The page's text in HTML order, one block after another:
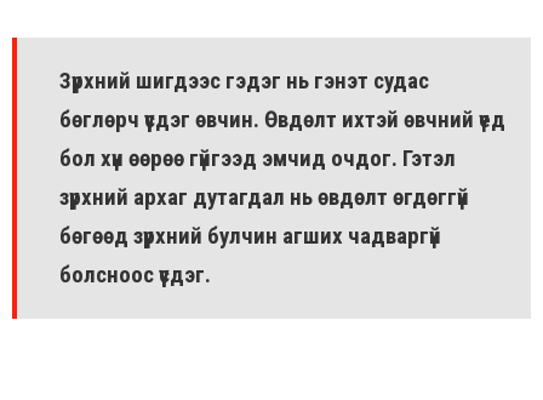
Зүрхний шигдээс гэдэг нь гэнэт судас
бөглөрч үүсдэг өвчин. Өвдөлт ихтэй өвчний үед
бол хүн өөрөө гүйгээд эмчид очдог. Гэтэл
зүрхний архаг дутагдал нь өвдөлт өгдөггүй
бөгөөд зүрхний булчин агших чадваргүй
болсноос үүсдэг.